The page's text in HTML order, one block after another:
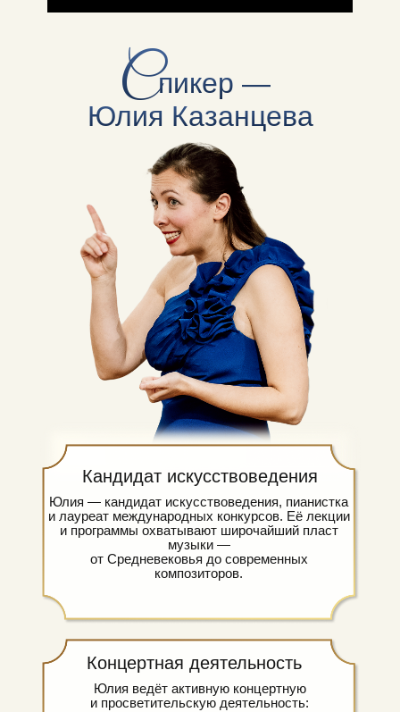
Кандидат искусствоведения
Юлия — кандидат искусствоведения, пианистка
и лауреат международных конкурсов. Её лекции
и программы охватывают широчайший пласт
музыки —
от Средневековья до современных
композиторов.
Концертная деятельность
Юлия ведёт активную концертную
и просветительскую деятельность:
пикер —
С
Юлия Казанцева